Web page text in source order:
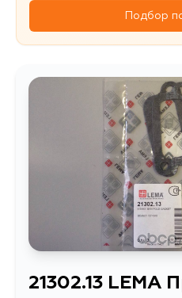
Подбор
21302.13 LEMA